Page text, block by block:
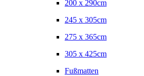
200 x 290cm
245 x 305cm
275 x 365cm
305 x 425cm
Fußmatten